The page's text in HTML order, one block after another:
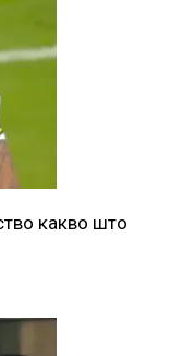
какво што